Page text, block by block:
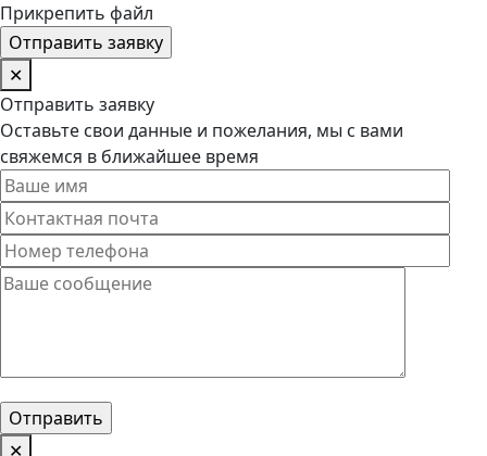
Прикрепить файл
✕
Отправить заявку
Оставьте свои данные и пожелания, мы с вами
свяжемся в ближайшее время
✕